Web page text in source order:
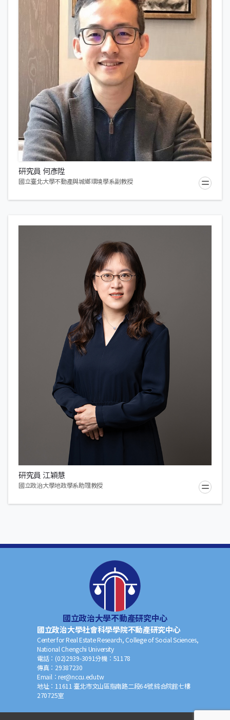
研究員 何彥陞
國立臺北大學不動產與城鄉環境學系副教授
研究員 江穎慧
國立政治大學地政學系助理教授
國立政治大學不動產研究中心
國立政治大學社會科學學院不動產研究中心
Center for Real Estate Research, College of Social Sciences,
National Chengchi University
電話： (02)2939-3091分機： 51178
傳真： 29387230
Email：rer@nccu.edu.tw
地址： 11611 臺北市文山區指南路二段64號 綜合院館七樓
270725室